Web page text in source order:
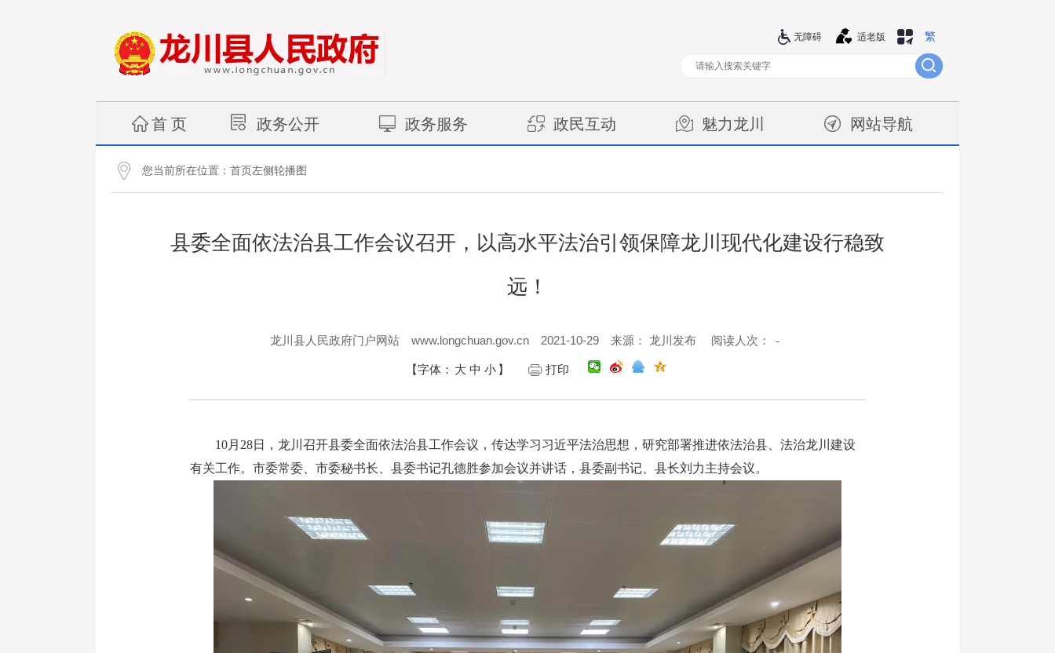
繁
适老版
无障碍
首 页 政务公开 政务服务 政民互动 魅力龙川 网站导航
您当前所在位置： 首页左侧轮播图
县委全面依法治县工作会议召开，以高水平法治引领保障龙川现代化建设行稳致
远！
龙川县人民政府门户网站 www.longchuan.gov.cn 2021-10-29 来源： 龙川发布 阅读人次： -
【字体： 大 中 小 】 打印
10月28日，龙川召开县委全面依法治县工作会议，传达学习习近平法治思想，研究部署推进依法治县、法治龙川建设
有关工作。市委常委、市委秘书长、县委书记孔德胜参加会议并讲话，县委副书记、县长刘力主持会议。